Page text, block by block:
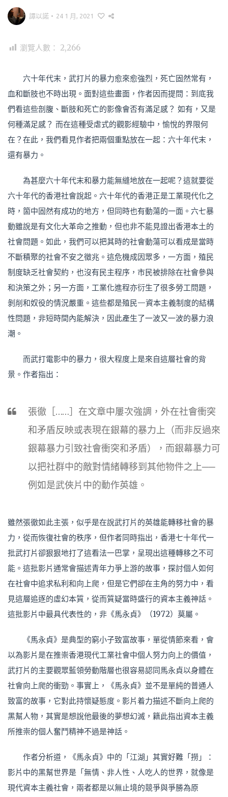
譚以諾 • 24 1 月, 2021
瀏覽人數： 2,266
六十年代末，武打片的暴力愈來愈強烈，死亡固然常有，
血和斷肢也不時出現。面對這些畫面，作者因而提問：到底我
們看這些剖腹、斷肢和死亡的影像會否有滿足感？ 如有，又是
何種滿足感？ 而在這種受虐式的觀影經驗中，愉悅的界限何
在？在此，我們看見作者把兩個重點放在一起：六十年代末，
還有暴力。
為甚麼六十年代末和暴力能無縫地放在一起呢？這就要從
六十年代的香港社會說起。六十年代的香港正是工業現代化之
時，箇中固然有成功的地方，但同時也有動蕩的一面。六七暴
動雖說是有文化大革命之推動，但也非不能見證出香港本土的
社會問題。如此，我們可以把其時的社會動蕩可以看成是當時
不斷積聚的社會不安之徵兆。這危機成因眾多，一方面，殖民
制度缺乏社會契約，也沒有民主程序，市民被排除在社會參與
和決策之外；另一方面，工業化進程亦衍生了很多勞工問題，
剝削和奴役的情況嚴重。這些都是殖民—資本主義制度的結構
性問題，非短時間內能解決，因此產生了一波又一波的暴力浪
潮。
而武打電影中的暴力，很大程度上是來自這層社會的背
景。作者指出：
張徹［……］在文章中屢次強調，外在社會衝突
和矛盾反映或表現在銀幕的暴力上（而非反過來
銀幕暴力引致社會衝突和矛盾），而銀幕暴力可
以把社群中的敵對情緒轉移到其他物件之上──
例如是武俠片中的動作英雄。
雖然張徹如此主張，似乎是在說武打片的英雄能轉移社會的暴
力，從而恢復社會的秩序，但作者同時指出，香港七十年代一
批武打片卻狠狠地打了這看法一巴掌，呈現出這種轉移之不可
能。這批影片通常會描述青年力爭上游的故事，探討個人如何
在社會中追求私利和向上爬，但是它們卻在主角的努力中，看
見這層追逐的虛幻本質，從而質疑當時盛行的資本主義神話。
這批影片中最具代表性的，非《馬永貞》（1972）莫屬。
《馬永貞》是典型的窮小子致富故事，單從情節來看，會
以為影片是在推崇香港現代工業社會中個人努力向上的價值，
武打片的主要觀眾藍領勞動階層也很容易認同馬永貞以身體在
社會向上爬的衝勁。事實上，《馬永貞》並不是單純的普通人
致富的故事，它對此持懷疑態度。影片着力描述不斷向上爬的
黑幫人物，其實是想說他最後的夢想幻滅，籍此指出資本主義
所推崇的個人奮鬥精神不過是神話。
作者分析道，《馬永貞》中的「江湖」其實好難「撈」：
影片中的黑幫世界是「無情、非人性、人吃人的世界，就像是
現代資本主義社會，兩者都是以無止境的競爭與爭勝為原